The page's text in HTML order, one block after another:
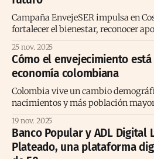
Campaña EnvejeSER impulsa en
fortalecer el bienestar, reconocer
25 nov. 2025
Cómo el envejecimiento
economía colombiana
Colombia vive un cambio
nacimientos y más población
plateada.
19 nov. 2025
Banco Popular y ADL Digital
Plateado, una plataforma